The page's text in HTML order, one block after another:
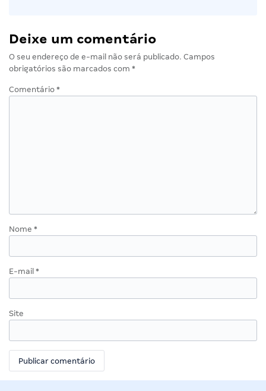
Deixe um comentário
O seu endereço de e-mail não será publicado. Campos
obrigatórios são marcados com *
Comentário *
Nome *
E-mail *
Site